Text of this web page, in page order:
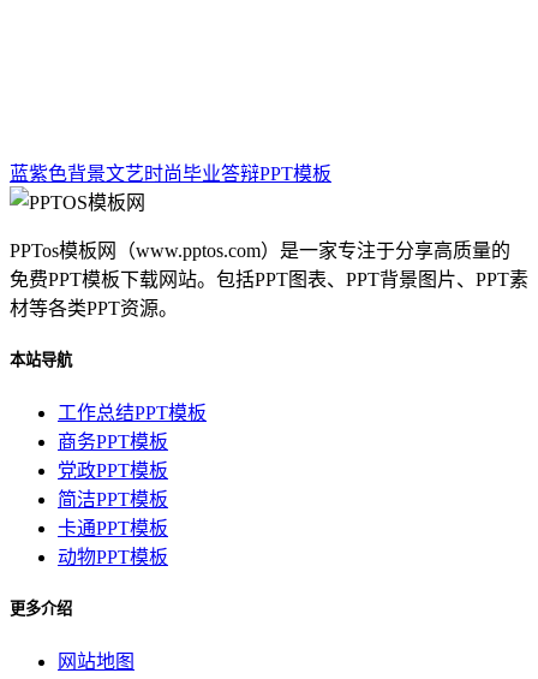
蓝紫色背景文艺时尚毕业答辩PPT模板
PPTos模板网（www.pptos.com）是一家专注于分享高质量的
免费PPT模板下载网站。包括PPT图表、PPT背景图片、PPT素
材等各类PPT资源。
本站导航
工作总结PPT模板
商务PPT模板
党政PPT模板
简洁PPT模板
卡通PPT模板
动物PPT模板
更多介绍
网站地图